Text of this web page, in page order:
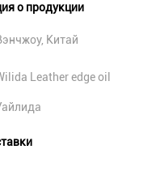
о продукции
Китай
Leather edge oil